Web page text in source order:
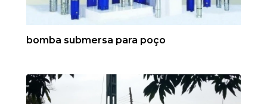
bomba submersa para poço